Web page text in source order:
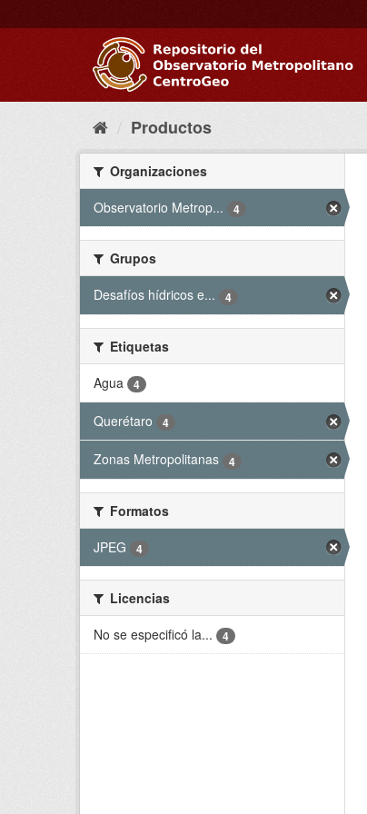
al
Productos
Organizaciones
Observatorio Metrop...
4
Grupos
Desafíos hídricos e...
4
Etiquetas
Agua
4
Querétaro 4
Zonas Metropolitanas 4
Formatos
JPEG
4
Licencias
No se especificó la...
4